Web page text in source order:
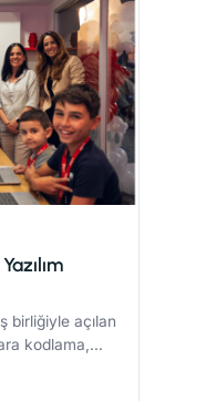
birliğiyle açılan
kodlama,